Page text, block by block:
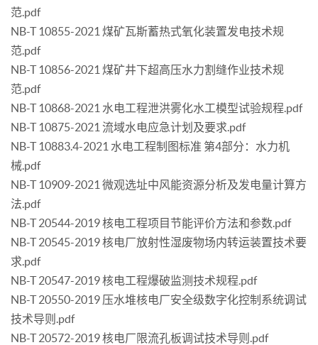
范.pdf
NB-T 10855-2021 煤矿瓦斯蓄热式氧化装置发电技术规
范.pdf
NB-T 10856-2021 煤矿井下超高压水力割缝作业技术规
范.pdf
NB-T 10868-2021 水电工程泄洪雾化水工模型试验规程.pdf
NB-T 10875-2021 流域水电应急计划及要求.pdf
NB-T 10883.4-2021 水电工程制图标准 第4部分：水力机
械.pdf
NB-T 10909-2021 微观选址中风能资源分析及发电量计算方
法.pdf
NB-T 20544-2019 核电工程项目节能评价方法和参数.pdf
NB-T 20545-2019 核电厂放射性湿废物场内转运装置技术要
求.pdf
NB-T 20547-2019 核电工程爆破监测技术规程.pdf
NB-T 20550-2019 压水堆核电厂安全级数字化控制系统调试
技术导则.pdf
NB-T 20572-2019 核电厂限流孔板调试技术导则.pdf